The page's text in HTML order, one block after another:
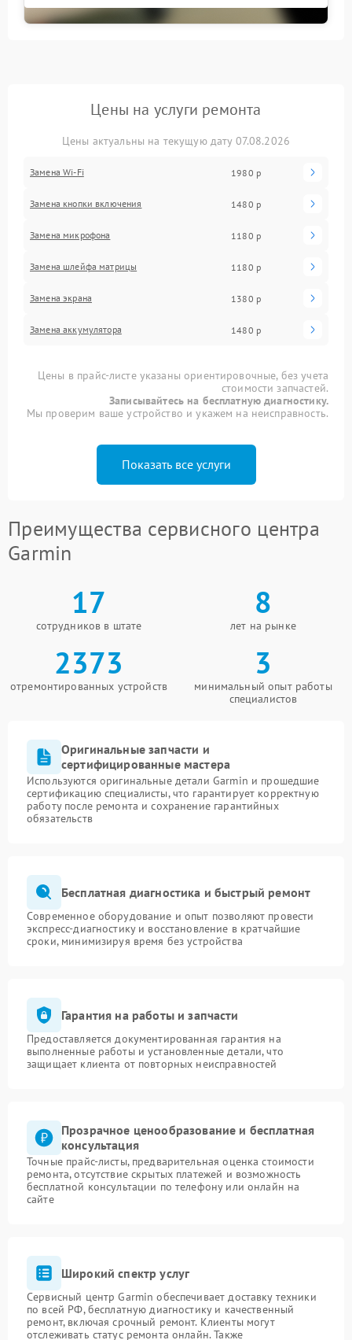
Цены на услуги ремонта
Цены актуальны на текущую дату 07.08.2026
Замена Wi-Fi 1980 р
Замена кнопки включения 1480 р
Замена микрофона 1180 р
Замена шлейфа матрицы 1180 р
Замена экрана 1380 р
Замена аккумулятора 1480 р
Цены в прайс-листе указаны ориентировочные, без учета
стоимости запчастей.
Записывайтесь на бесплатную диагностику.
Мы проверим ваше устройство и укажем на неисправность.
Показать все услуги
Преимущества сервисного центра
Garmin
17
сотрудников в штате
8
лет на рынке
2373
отремонтированных устройств
3
минимальный опыт работы
специалистов
Оригинальные запчасти и
сертифицированные мастера
Используются оригинальные детали Garmin и прошедшие
сертификацию специалисты, что гарантирует корректную
работу после ремонта и сохранение гарантийных
обязательств
Бесплатная диагностика и быстрый ремонт
Современное оборудование и опыт позволяют провести
экспресс-диагностику и восстановление в кратчайшие
сроки, минимизируя время без устройства
Гарантия на работы и запчасти
Предоставляется документированная гарантия на
выполненные работы и установленные детали, что
защищает клиента от повторных неисправностей
Прозрачное ценообразование и бесплатная
консультация
Точные прайс-листы, предварительная оценка стоимости
ремонта, отсутствие скрытых платежей и возможность
бесплатной консультации по телефону или онлайн на
сайте
Широкий спектр услуг
Сервисный центр Garmin обеспечивает доставку техники
по всей РФ, бесплатную диагностику и качественный
ремонт, включая срочный ремонт. Клиенты могут
отслеживать статус ремонта онлайн. Также